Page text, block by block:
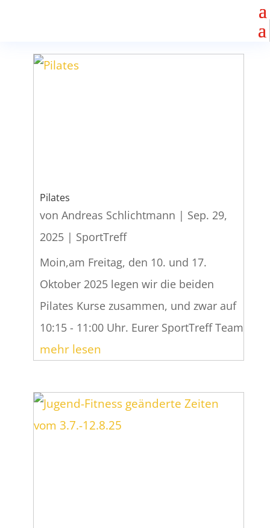
Pilates
von Andreas Schlichtmann | Sep. 29,
2025| SportTreff
Moin,am Freitag, den 10. und 17.
Oktober 2025 legen wir die beiden
Pilates Kurse zusammen, und zwar auf
10:15 - 11:00 Uhr. Eurer SportTreff Team
mehr lesen